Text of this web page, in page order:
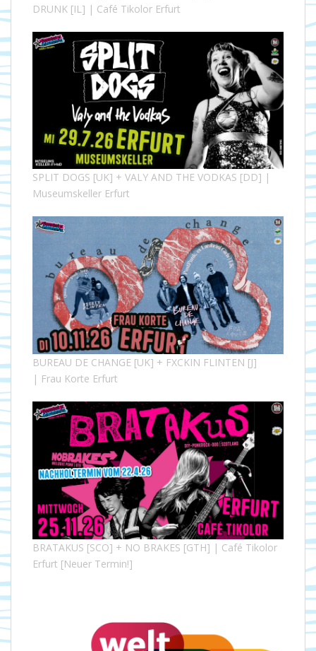
DRUNK [IL] | Café Tikolor Erfurt
SPLIT DOGS [UK] + VALY AND THE VODKAS [DD] |
Museumskeller Erfurt
BUREAU DE CHANGE [UK] + FXCKIN FLINTEN [J]
| Frau Korte Erfurt
BRATAKUS [SCO] + NO BRAKES [GTH] | Café Tikolor
Erfurt [Neuer Termin!]